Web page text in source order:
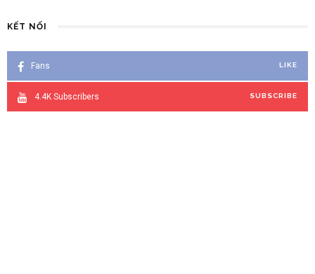
KẾT NỐI
Fans LIKE
4.4K Subscribers SUBSCRIBE